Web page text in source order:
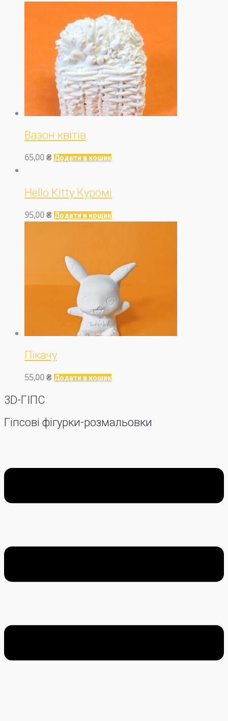
Вазон квітів
65,00₴ Додати в кошик
Hello Kitty Куромі
95,00₴ Додати в кошик
Пікачу
55,00₴ Додати в кошик
3D-ГІПС
Гіпсові фігурки-розмальовки